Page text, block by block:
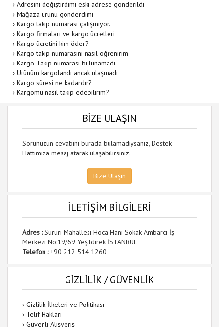
› Adresini değiştirdimi eski adrese gönderildi
› Mağaza ürünü gönderdimi
› Kargo takip numarası çalışmıyor.
› Kargo firmaları ve kargo ücretleri
› Kargo ücretini kim öder?
› Kargo takip numarasını nasıl öğrenirim
› Kargo Takip numarası bulunamadı
› Ürünüm kargolandı ancak ulaşmadı
› Kargo süresi ne kadardır?
› Kargomu nasıl takip edebilirim?
BİZE ULAŞIN
Sorunuzun cevabını burada bulamadıysanız, Destek
Hattımıza mesaj atarak ulaşabilirsiniz.
Bize Ulaşın
İLETİŞİM BİLGİLERİ
Adres :Sururi Mahallesi Hoca Hanı Sokak Ambarcı İş
Merkezi No:19/69 Yeşildirek İSTANBUL
Telefon :+90 212 514 1260
GİZLİLİK / GÜVENLİK
› Gizlilik İlkeleri ve Politikası
› Telif Hakları
› Güvenli Alışveriş